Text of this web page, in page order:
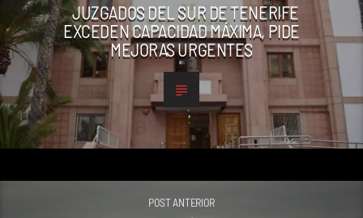
JUZGADOS DEL SUR DE TENERIFE
EXCEDEN CAPACIDAD MÁXIMA, PIDE
MEJORAS URGENTES
POST ANTERIOR